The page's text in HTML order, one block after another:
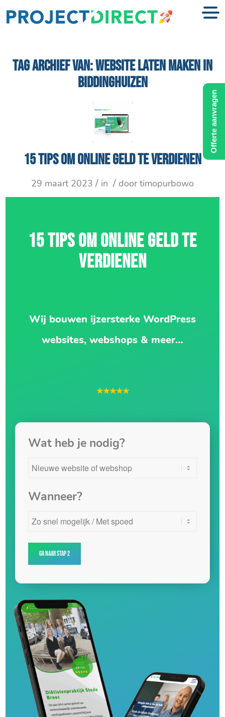
TAG ARCHIEF VAN:WEBSITE LATEN MAKEN IN
BIDDINGHUIZEN
15 tips om online geld te verdienen
29 maart 2023 / in / doortimopurbowo
15 TIPS OM ONLINE GELD TE
VERDIENEN
Wij bouwen ijzersterke WordPress
websites, webshops & meer…
★★★★★
Wat heb je nodig?
Wanneer?
Offerte aanvragen